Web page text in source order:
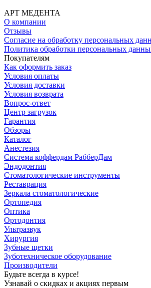
АРТ МЕДЕНТА
О компании
Отзывы
Согласие на обработку персональных
Политика обработки персональных
Покупателям
Как оформить заказ
Условия оплаты
Условия доставки
Условия возврата
Вопрос-ответ
Центр загрузок
Гарантия
Обзоры
Каталог
Анестезия
Система коффердам РабберДам
Эндодонтия
Стоматологические инструменты
Реставрация
Зеркала стоматологические
Ортопедия
Оптика
Ортодонтия
Ультразвук
Хирургия
Зубные щетки
Зуботехническое оборудование
Производители
Будьте всегда в курсе!
Узнавай о скидках и акциях первым